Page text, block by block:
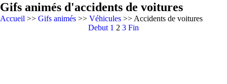
Gifs animés d'accidents de voitures
Accueil >> Gifs animés >> Véhicules >> Accidents de voitures
Debut 1 2 3 Fin